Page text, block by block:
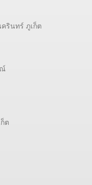
รินทร์ ภูเก็ต
ณ์
ต